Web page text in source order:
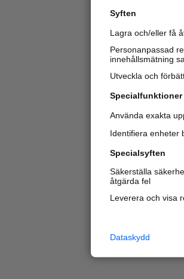
Syften
Lagra och/eller få
Personanpassad
innehållsmätning
Utveckla och
Specialfunktioner
Använda exakta
Identifiera enheter
Specialsyften
Säkerställa
åtgärda fel
Leverera och visa
Dataskydd